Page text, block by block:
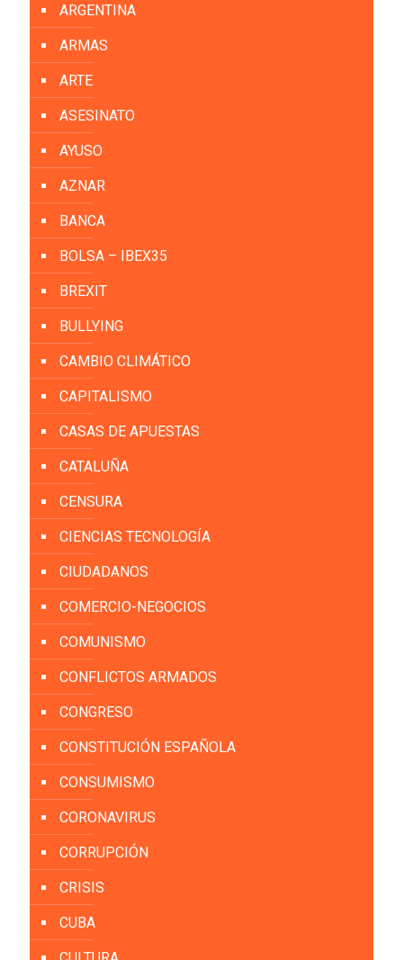
ARGENTINA
ARMAS
ARTE
ASESINATO
AYUSO
AZNAR
BANCA
BOLSA – IBEX35
BREXIT
BULLYING
CAMBIO CLIMÁTICO
CAPITALISMO
CASAS DE APUESTAS
CATALUÑA
CENSURA
CIENCIAS TECNOLOGÍA
CIUDADANOS
COMERCIO-NEGOCIOS
COMUNISMO
CONFLICTOS ARMADOS
CONGRESO
CONSTITUCIÓN ESPAÑOLA
CONSUMISMO
CORONAVIRUS
CORRUPCIÓN
CRISIS
CUBA